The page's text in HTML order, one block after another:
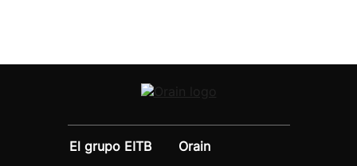
El grupo EITB
Orain